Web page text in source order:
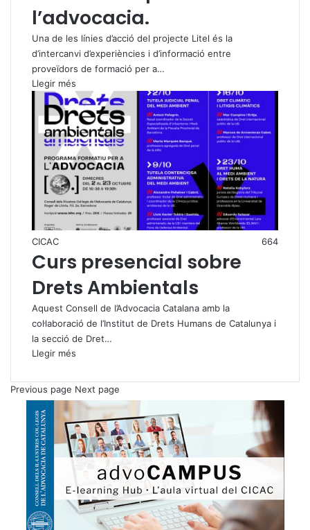
l’advocacia.
Una de les línies d’acció del projecte Litel és la
d’intercanvi d’experiències i d’informació entre
proveïdors de formació per a…
Llegir més
CICAC 664
Curs presencial sobre
Drets Ambientals
Aquest Consell de l’Advocacia Catalana amb la
col·laboració de l’Institut de Drets Humans de Catalunya i
la secció de Dret…
Llegir més
Previous page Next page